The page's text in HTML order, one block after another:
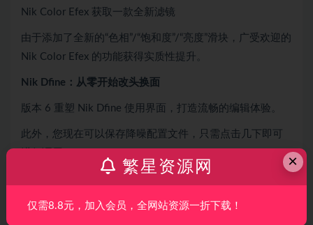
Nik Color Efex 获取一款全新滤镜
由于添加了全新的“色相”/“饱和度”/“亮度”滑块，广受欢迎的
Nik Color Efex 的功能获得实质性提升。
Nik Dfine：从零开始改头换面
版本 6 重塑 Nik Dfine 使用界面，打造流畅的编辑体验。
此外，您现在可以保存降噪配置文件，只需点击几下即可
Nik Perspective 现配备强大的全新 ReShape 工具，帮助您
×
繁星资源网
仅需8.8元，加入会员，全网站资源一折下载！